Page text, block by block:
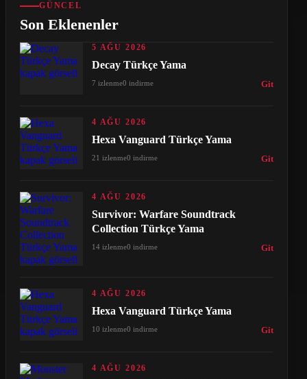
GÜNCEL
Son Eklenenler
5 AĞU 2026
Decay Türkçe Yama
7 izlenme0 indirme Git
4 AĞU 2026
Hexa Vanguard Türkçe Yama
21 izlenme0 indirme Git
4 AĞU 2026
Survivor: Warfare Soundtrack
Collection Türkçe Yama
14 izlenme0 indirme Git
4 AĞU 2026
Hexa Vanguard Türkçe Yama
10 izlenme0 indirme Git
4 AĞU 2026